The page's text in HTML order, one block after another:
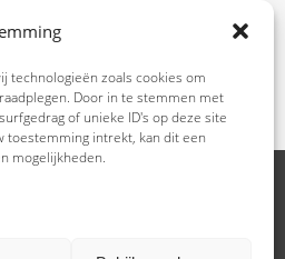
technologieën zoals cookies om
Door in te stemmen met
of unieke ID's op deze site
toestemming intrekt, kan dit een
mogelijkheden.